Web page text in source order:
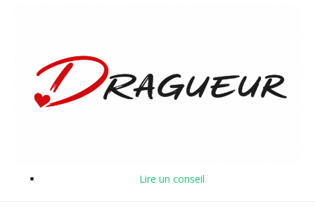
Lire un conseil